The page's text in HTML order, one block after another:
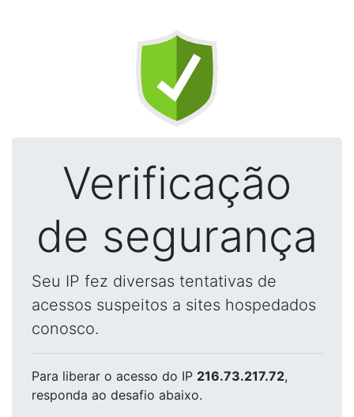
Verificação
de segurança
Seu IP fez diversas tentativas de
acessos suspeitos a sites hospedados
conosco.
Para liberar o acesso do IP 216.73.217.72,
responda ao desafio abaixo.